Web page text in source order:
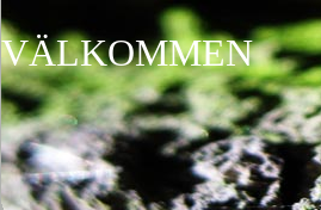
VÄLKOMMEN